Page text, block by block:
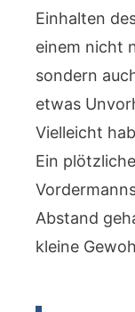
Einhalten
einem nicht
sondern
etwas
Vielleicht
Ein
Abstand
kleine